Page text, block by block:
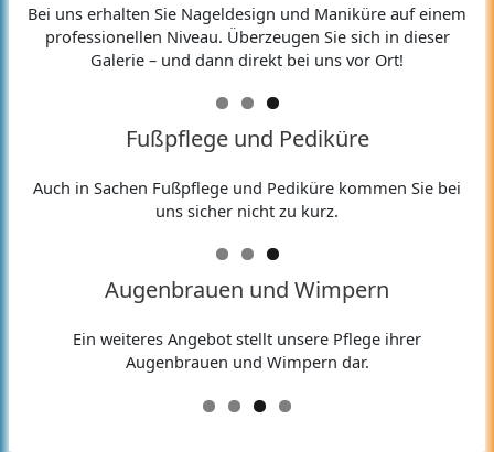
Bei uns erhalten Sie Nageldesign und Maniküre auf einem
professionellen Niveau. Überzeugen Sie sich in dieser
Galerie – und dann direkt bei uns vor Ort!
Fußpflege und Pediküre
Auch in Sachen Fußpflege und Pediküre kommen Sie bei
uns sicher nicht zu kurz.
Augenbrauen und Wimpern
Ein weiteres Angebot stellt unsere Pflege ihrer
Augenbrauen und Wimpern dar.